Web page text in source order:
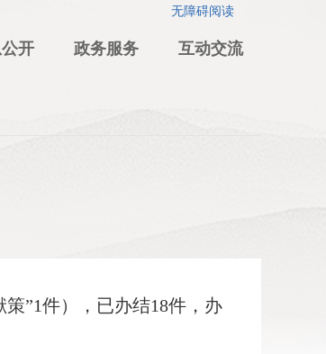
无障碍阅读
开 政务服务 互动交流
”1件），已办结18件，办